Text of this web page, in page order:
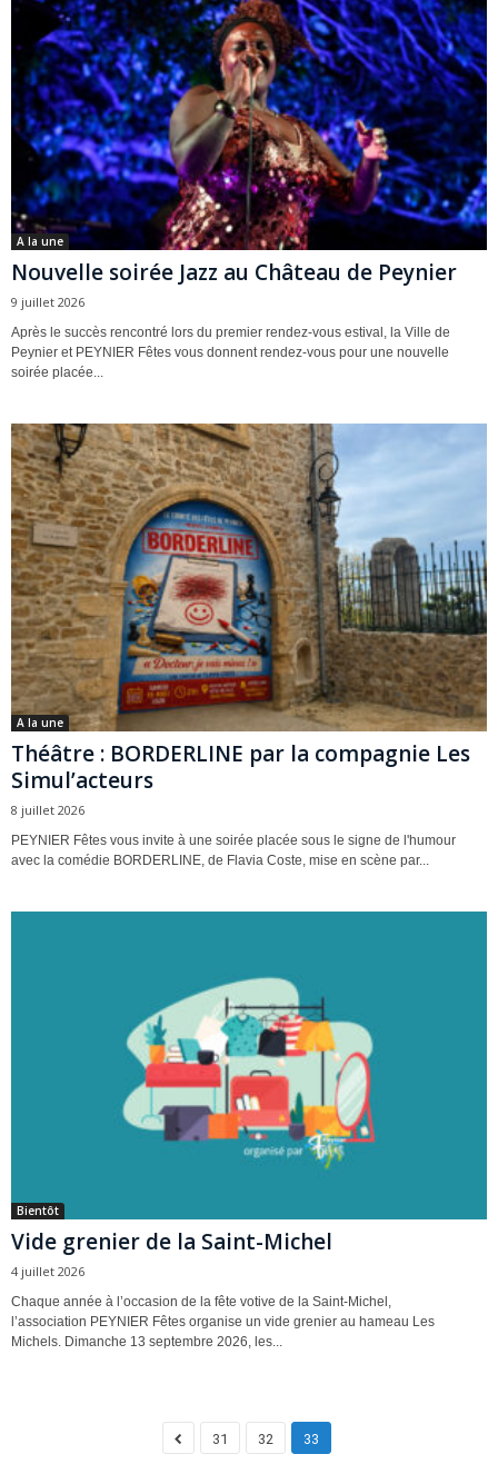
A la une
Nouvelle soirée Jazz au Château de Peynier
9 juillet 2026
Après le succès rencontré lors du premier rendez-vous estival, la Ville de
Peynier et PEYNIER Fêtes vous donnent rendez-vous pour une nouvelle
soirée placée...
A la une
Théâtre : BORDERLINE par la compagnie Les
Simul’acteurs
8 juillet 2026
PEYNIER Fêtes vous invite à une soirée placée sous le signe de l'humour
avec la comédie BORDERLINE, de Flavia Coste, mise en scène par...
Bientôt
Vide grenier de la Saint-Michel
4 juillet 2026
Chaque année à l’occasion de la fête votive de la Saint-Michel,
l’association PEYNIER Fêtes organise un vide grenier au hameau Les
Michels. Dimanche 13 septembre 2026, les...
31 32 33